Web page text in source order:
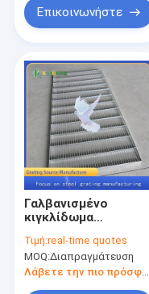
Προϊόντα
Περίπου εμείς
Γύρος εργοστασίων
Ποιοτικός έλεγχος
Ειδήσεις
ενέργειας
Επικοινωνήστε
Γαλβανισμένο
κιγκλίδωμα
πλέγματος
μετάλλων καυτής
εμβύθισης για το
Τιμή:real-time quotes
MOQ:Διαπραγμάτευση
Λάβετε την πιο πρόσφατη τιμή